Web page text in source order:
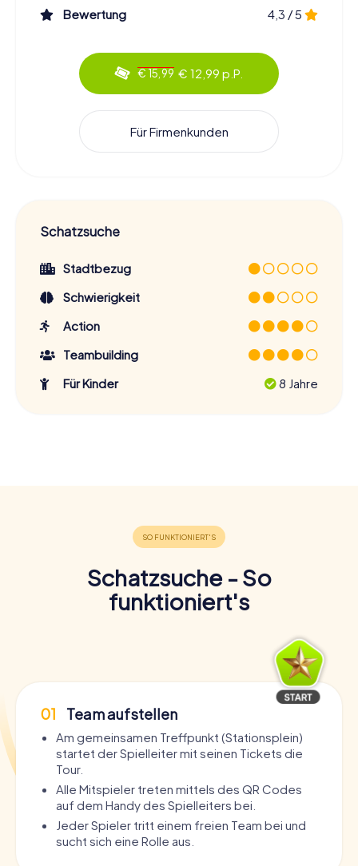
Bewertung 4,3 / 5
€ 15,99 € 12,99 p.P.
Für Firmenkunden
Schatzsuche
Stadtbezug
Schwierigkeit
Action
Teambuilding
Für Kinder
8 Jahre
Schatzsuche - So
funktioniert's
01 Team aufstellen
Am gemeinsamen Treffpunkt (Stationsplein)
startet der Spielleiter mit seinen Tickets die
Tour.
Alle Mitspieler treten mittels des QR Codes
auf dem Handy des Spielleiters bei.
Jeder Spieler tritt einem freien Team bei und
sucht sich eine Rolle aus.